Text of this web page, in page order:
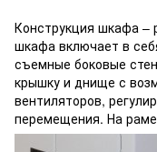
Конструкция шкафа –
шкафа включает в
съемные боковые
крышку и днище с
вентиляторов,
перемещения. На